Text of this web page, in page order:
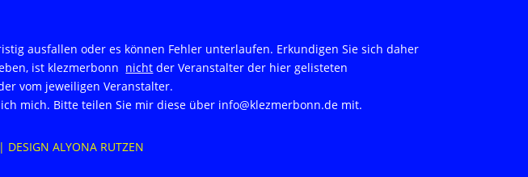
ausfallen oder es können Fehler unterlaufen. Erkundigen Sie sich daher
ist klezmerbonn nicht der Veranstalter der hier gelisteten
vom jeweiligen Veranstalter.
mich. Bitte teilen Sie mir diese über info@klezmerbonn.de mit.
| DESIGN ALYONA RUTZEN